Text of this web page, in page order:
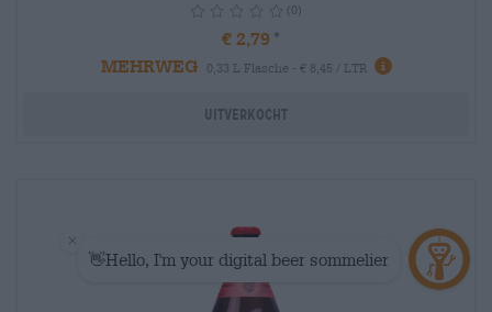
(0)
€ 2,79
MEHRWEG
0,33 L Flasche - € 8,45 / LTR info
Uitverkocht